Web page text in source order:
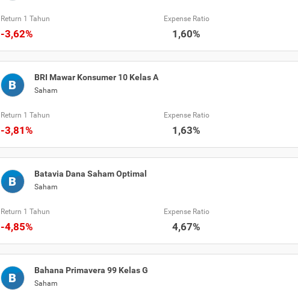
Return 1 Tahun
-3,62%
Expense Ratio
1,60%
B
BRI Mawar Konsumer 10 Kelas A
Saham
Return 1 Tahun
-3,81%
Expense Ratio
1,63%
B
Batavia Dana Saham Optimal
Saham
Return 1 Tahun
-4,85%
Expense Ratio
4,67%
B
Bahana Primavera 99 Kelas G
Saham